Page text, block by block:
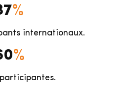
%
internationaux.
%